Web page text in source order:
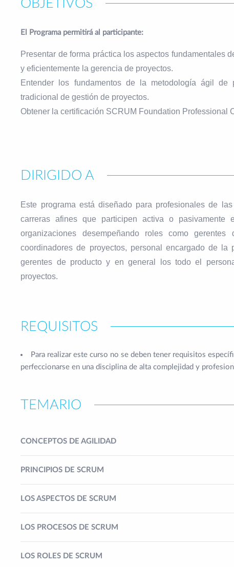
OBJETIVOS
El Programa permitirá al participante:
Presentar de forma práctica los aspectos fundamentales
y eficientemente la gerencia de proyectos.
Entender los fundamentos de la metodología ágil de
tradicional de gestión de proyectos.
Obtener la certificación SCRUM Foundation Professional
DIRIGIDO A
Este programa está diseñado para profesionales de
carreras afines que participen activa o
organizaciones desempeñando roles como
coordinadores de proyectos, personal encargado de
gerentes de producto y en general los todo el
proyectos.
REQUISITOS
Para realizar este curso no se deben tener requisitos
perfeccionarse en una disciplina de alta complejidad y
TEMARIO
CONCEPTOS DE AGILIDAD
PRINCIPIOS DE SCRUM
LOS ASPECTOS DE SCRUM
LOS PROCESOS DE SCRUM
LOS ROLES DE SCRUM